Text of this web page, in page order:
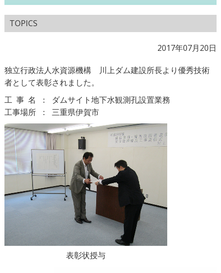
TOPICS
2017年07月20日
独立行政法人水資源機構 川上ダム建設所長より優秀技術
者として表彰されました。
工事名： ダムサイト地下水観測孔設置業務
工事場所： 三重県伊賀市
表彰状授与